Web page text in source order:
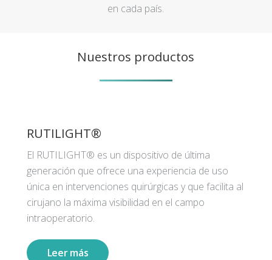
en cada país.
Nuestros productos
RUTILIGHT®
El RUTILIGHT® es un dispositivo de última
generación que ofrece una experiencia de uso
única en intervenciones quirúrgicas y que facilita al
cirujano la máxima visibilidad en el campo
intraoperatorio.
Leer más